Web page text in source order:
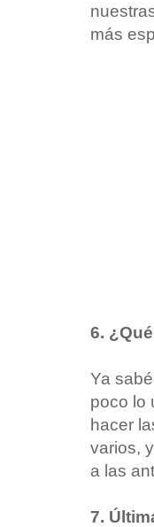
más
6.
Ya
poco lo
hacer
varios,
a las
7.